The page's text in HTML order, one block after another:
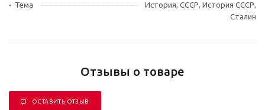
Тема
История, СССР, История СССР,
Сталин
Отзывы о товаре
ОСТАВИТЬ ОТЗЫВ